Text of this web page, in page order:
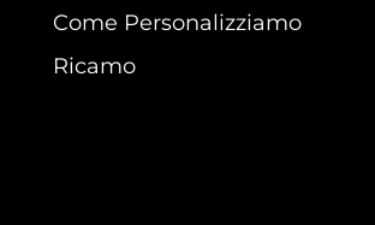
Come Personalizziamo
Ricamo